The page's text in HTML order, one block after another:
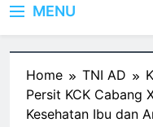
MENU
Home TNI AD
Persit KCK Cabang
Kesehatan Ibu dan